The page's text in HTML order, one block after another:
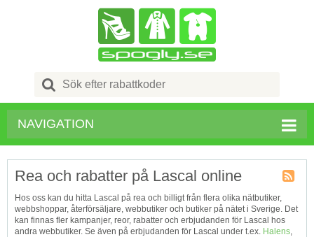
Search
for:
NAVIGATION
Tagg
RSS
Rea och rabatter på Lascal online
Hos oss kan du hitta Lascal på rea och billigt från flera olika nätbutiker,
webbshoppar, återförsäljare, webbutiker och butiker på nätet i Sverige. Det
kan finnas fler kampanjer, reor, rabatter och erbjudanden för Lascal hos
andra webbutiker. Se även på erbjudanden för Lascal under t.ex. Halens,